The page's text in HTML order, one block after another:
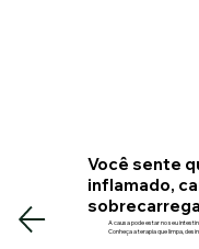
Você sente
inflamado,
A causa pode estar no seu
Conheça a terapia que limpa,